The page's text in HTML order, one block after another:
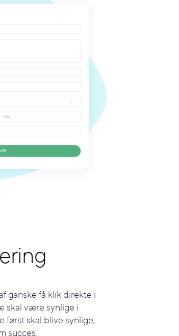
ganske få klik direkte i
skal være synlige i
først skal blive synlige,
succes.